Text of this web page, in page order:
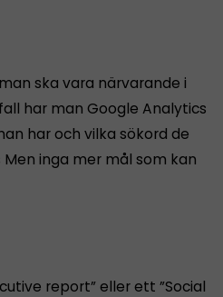
ska vara närvarande i
har man Google Analytics
har och vilka sökord de
inga mer mål som kan
report” eller ett ”Social